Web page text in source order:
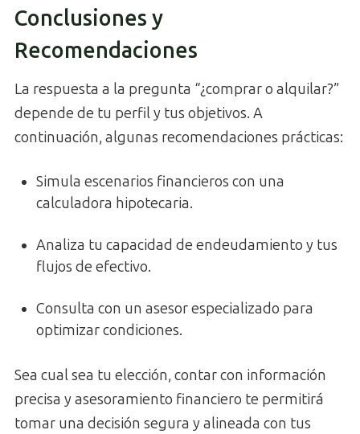
Conclusiones y
Recomendaciones
La respuesta a la pregunta “¿comprar o alquilar?”
depende de tu perfil y tus objetivos. A
continuación, algunas recomendaciones prácticas:
Simula escenarios financieros con una
calculadora hipotecaria.
Analiza tu capacidad de endeudamiento y tus
flujos de efectivo.
Consulta con un asesor especializado para
optimizar condiciones.
Sea cual sea tu elección, contar con información
precisa y asesoramiento financiero te permitirá
tomar una decisión segura y alineada con tus